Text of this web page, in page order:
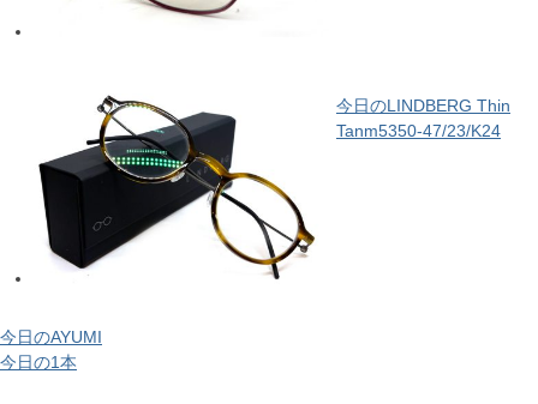
今日のLINDBERG Thin
Tanm5350-47/23/K24
今日のAYUMI
今日の1本